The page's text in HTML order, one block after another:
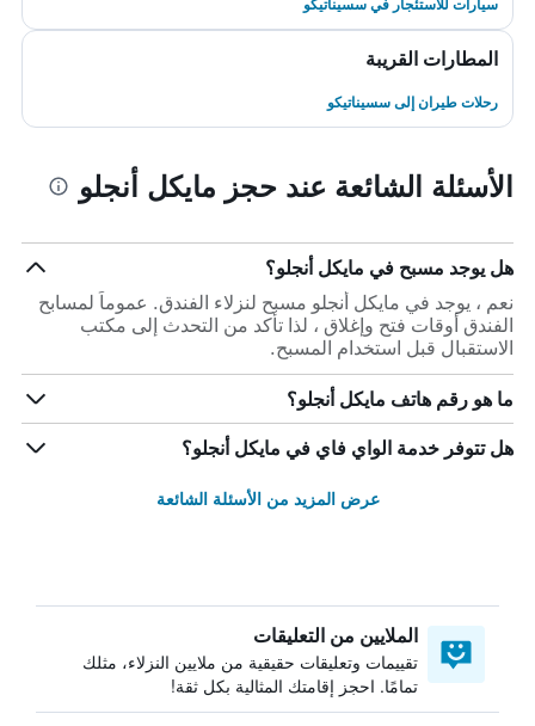
سيارات للاستئجار في سسيناتيكو
المطارات القريبة
رحلات طيران إلى سسيناتيكو
الأسئلة الشائعة عند حجز مايكل أنجلو
هل يوجد مسبح في مايكل أنجلو؟
نعم ، يوجد في مايكل أنجلو مسبح لنزلاء الفندق. عموماً لمسابح
الفندق أوقات فتح وإغلاق ، لذا تأكد من التحدث إلى مكتب
الاستقبال قبل استخدام المسبح.
ما هو رقم هاتف مايكل أنجلو؟
هل تتوفر خدمة الواي فاي في مايكل أنجلو؟
عرض المزيد من الأسئلة الشائعة
الملايين من التعليقات
تقييمات وتعليقات حقيقية من ملايين النزلاء، مثلك
تمامًا. احجز إقامتك المثالية بكل ثقة!